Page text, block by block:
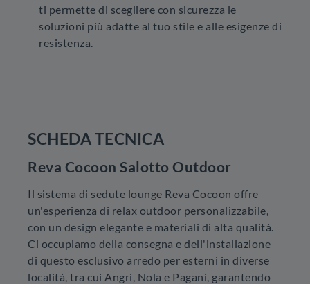
ti permette di scegliere con sicurezza le
soluzioni più adatte al tuo stile e alle esigenze di
resistenza.
SCHEDA TECNICA
Reva Cocoon Salotto Outdoor
Il sistema di sedute lounge Reva Cocoon offre
un'esperienza di relax outdoor personalizzabile,
con un design elegante e materiali di alta qualità.
Ci occupiamo della consegna e dell'installazione
di questo esclusivo arredo per esterni in diverse
località, tra cui Angri, Nola e Pagani, garantendo